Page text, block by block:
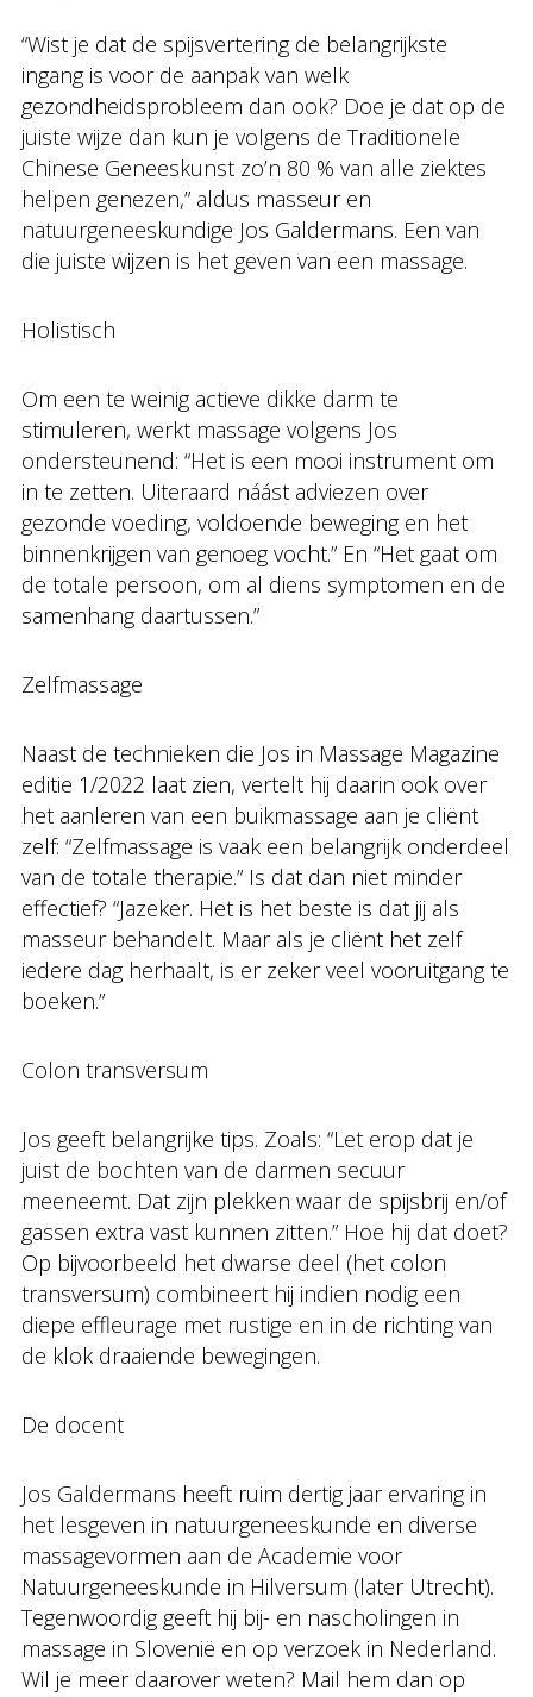
“Wist je dat de spijsvertering de belangrijkste
ingang is voor de aanpak van welk
gezondheidsprobleem dan ook? Doe je dat op de
juiste wijze dan kun je volgens de Traditionele
Chinese Geneeskunst zo’n 80 % van alle ziektes
helpen genezen,” aldus masseur en
natuurgeneeskundige Jos Galdermans. Een van
die juiste wijzen is het geven van een massage.
Holistisch
Om een te weinig actieve dikke darm te
stimuleren, werkt massage volgens Jos
ondersteunend: “Het is een mooi instrument om
in te zetten. Uiteraard náást adviezen over
gezonde voeding, voldoende beweging en het
binnenkrijgen van genoeg vocht.” En “Het gaat om
de totale persoon, om al diens symptomen en de
samenhang daartussen.”
Zelfmassage
Naast de technieken die Jos in Massage Magazine
editie 1/2022 laat zien, vertelt hij daarin ook over
het aanleren van een buikmassage aan je cliënt
zelf: “Zelfmassage is vaak een belangrijk onderdeel
van de totale therapie.” Is dat dan niet minder
effectief? “Jazeker. Het is het beste is dat jij als
masseur behandelt. Maar als je cliënt het zelf
iedere dag herhaalt, is er zeker veel vooruitgang te
boeken.”
Colon transversum
Jos geeft belangrijke tips. Zoals: “Let erop dat je
juist de bochten van de darmen secuur
meeneemt. Dat zijn plekken waar de spijsbrij en/of
gassen extra vast kunnen zitten.” Hoe hij dat doet?
Op bijvoorbeeld het dwarse deel (het colon
transversum) combineert hij indien nodig een
diepe effleurage met rustige en in de richting van
de klok draaiende bewegingen.
De docent
Jos Galdermans heeft ruim dertig jaar ervaring in
het lesgeven in natuurgeneeskunde en diverse
massagevormen aan de Academie voor
Natuurgeneeskunde in Hilversum (later Utrecht).
Tegenwoordig geeft hij bij- en nascholingen in
massage in Slovenië en op verzoek in Nederland.
Wil je meer daarover weten? Mail hem dan op